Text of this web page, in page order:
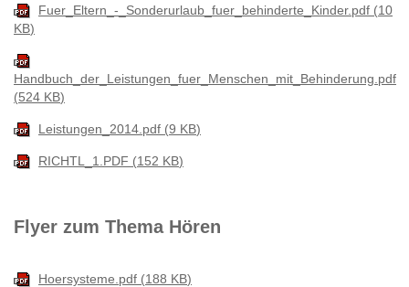
Fuer_Eltern_-_Sonderurlaub_fuer_behinderte_Kinder.pdf
10
KB
Handbuch_der_Leistungen_fuer_Menschen_mit_Behinderung.pdf
524 KB
Leistungen_2014.pdf 9 KB
RICHTL_1.PDF 152 KB
Flyer zum Thema Hören
Hoersysteme.pdf 188 KB